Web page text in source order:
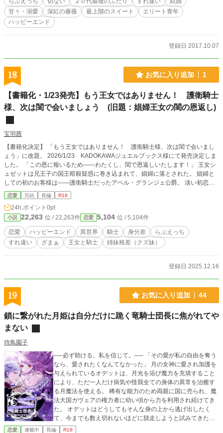
甘々・溺愛
深紅の薔薇 最上階のスイート
エリート青年
ハッピーエンド
登録日 2017.10.07
18 お気に入り追加 1
【書籍化・1/23発売】もう王女ではありません！ 護衛騎士
様、次は閨で会いましょう (旧題：娼婦王女の閨の恩返し)
宝羽茜
【書籍化決定】 「もう王女ではありません！ 護衛騎士様、次は閨で会いまし
ょう」に改題。 2026/1/23 KADOKAWAジュエルブックス様にて発売決定しま
した。 「この恩に報いるため――わたくし、閨で恩返しいたします！」 王女シ
ュゼットは兄王子の国王暗殺疑惑に巻き込まれて、娼婦に落とされた。 娼婦と
しての初のお客様は――護衛騎士だったアベル・グランジェ公爵。 淡い初恋の
相手にはじめてを捧げて新たな人生の幕開けのはずが、シュゼットは大失態を犯
してしまう。 それでも買い上げて公爵邸に置くというアベルに感謝を込めて、
閨で恩返しを……させてもらえない!? 抱かれなければいけない娼婦王女と抱く
わけにはいかない一途な騎士公爵の、すれ違い初恋ラブ。
恋愛 完結 長編 R18
24h.ポイント 0pt
小説 22,263 位 / 22,263件 恋愛 5,104 位 / 5,104件
恋愛 ハッピーエンド 異世界 騎士 身分差
らぶえっち
すれ違い
ざまぁ 王女と騎士 姉妹格差（クズ妹）
登録日 2025.12.16
19 お気に入り追加 44
鎖に繋がれた月姫は自分だけに跪く竜騎士団長に焦がれてや
まない
待鳥園子
──必ず助ける。私を信じて。── 「その愛が私の自由を奪う
なら、愛されたくなんてなかった」 月の女神に愛され加護を
与えられているオデットは、月光を浴び魔力を充填すること
により、ただ一人だけ病気や怪我全ての身体の異常を治癒す
る月魔法を使える。 稀有な能力のため両親に国に売られ、魔
法大国ガヴェアの権力者に幼い頃から力を利用され続けてき
た。 オデットはどうしてもそんな身の上から逃げ出したく
て、今までも数え切れないほどに脱走しようと試みてきた。
そして、懲りずにまた逃げ出した時、捕縛するための鉄巨人
恋愛 連載中 長編 R18